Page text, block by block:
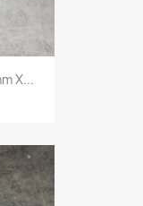
X...